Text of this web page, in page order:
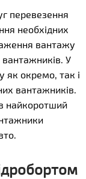
перевезення
необхідних
вантажу
У
окремо, так і
вантажників.
найкоротший